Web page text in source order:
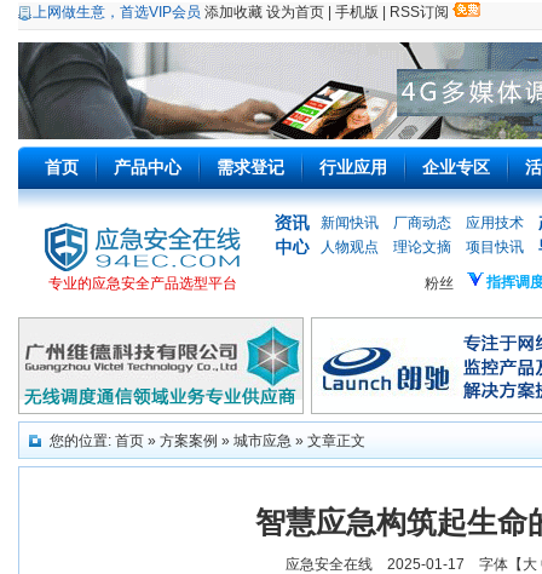
上网做生意，首选VIP会员 添加收藏 设为首页 手机版 RSS订阅
首页 产品中心 需求登记 行业应用 企业专区
专业的应急安全产品选型平台
新闻快讯 厂商动态
应用技术
人物观点
理论文摘 项目快讯
粉丝 指挥调
您的位置: 首页 » 方案案例 » 城市应急 » 文章正文
智慧应急构筑起生命
应急安全在线 2025-01-17 字体【 大